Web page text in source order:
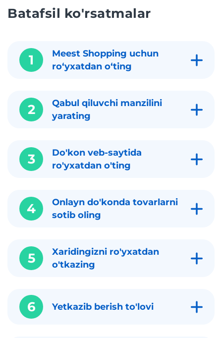
Batafsil ko'rsatmalar
1
Meest Shopping uchun
roʻyxatdan oʻting
2
Qabul qiluvchi manzilini
yarating
3
Do'kon veb-saytida
ro'yxatdan o'ting
4
Onlayn do'konda tovarlarni
sotib oling
5
Xaridingizni ro'yxatdan
o'tkazing
6 Yetkazib berish to'lovi